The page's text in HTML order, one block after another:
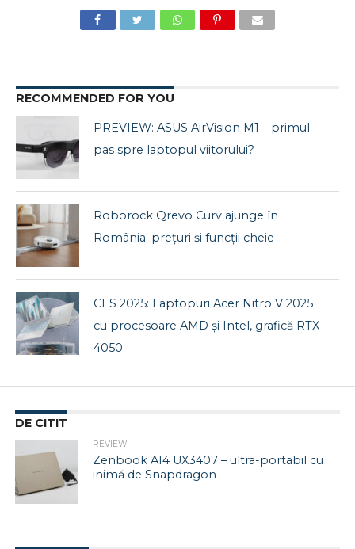
RECOMMENDED FOR YOU
PREVIEW: ASUS AirVision M1 – primul
pas spre laptopul viitorului?
Roborock Qrevo Curv ajunge în
România: prețuri și funcții cheie
CES 2025: Laptopuri Acer Nitro V 2025
cu procesoare AMD și Intel, grafică RTX
4050
DE CITIT
REVIEW
Zenbook A14 UX3407 – ultra-portabil cu
inimă de Snapdragon